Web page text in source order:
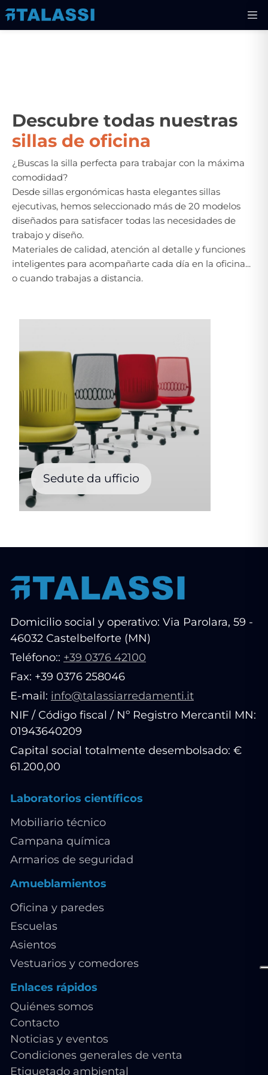
Descubre todas nuestras
sillas de oficina
¿Buscas la silla perfecta para trabajar con la máxima
comodidad?
Desde sillas ergonómicas hasta elegantes sillas
ejecutivas, hemos seleccionado más de 20 modelos
diseñados para satisfacer todas las necesidades de
trabajo y diseño.
Materiales de calidad, atención al detalle y funciones
inteligentes para acompañarte cada día en la oficina...
o cuando trabajas a distancia.
Sedute da ufficio
Domicilio social y operativo: Via Parolara, 59 -
46032 Castelbelforte (MN)
Teléfono:: +39 0376 42100
Fax: +39 0376 258046
E-mail: info@talassiarredamenti.it
NIF / Código fiscal / Nº Registro Mercantil MN:
01943640209
Capital social totalmente desembolsado: €
61.200,00
Laboratorios científicos
Mobiliario técnico
Campana química
Armarios de seguridad
Amueblamientos
Oficina y paredes
Escuelas
Asientos
Vestuarios y comedores
Enlaces rápidos
Quiénes somos
Contacto
Noticias y eventos
Condiciones generales de venta
Etiquetado ambiental